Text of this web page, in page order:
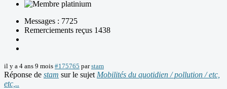
Messages : 7725
Remerciements reçus 1438
il y a 4 ans 9 mois #175765 parstam
Réponse de stam sur le sujet Mobilités du quotidien / pollution / etc,
etc,..